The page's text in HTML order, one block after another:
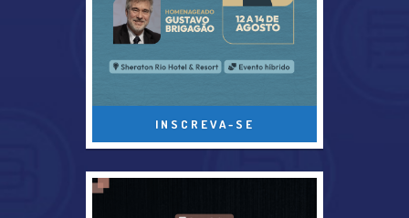
INSCREVA-SE